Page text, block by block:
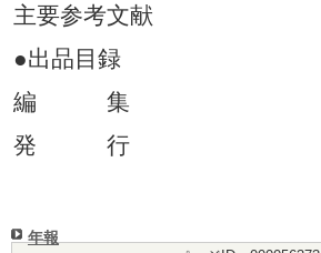
主要参考文献
●出品目録
編 集
発 行
年報